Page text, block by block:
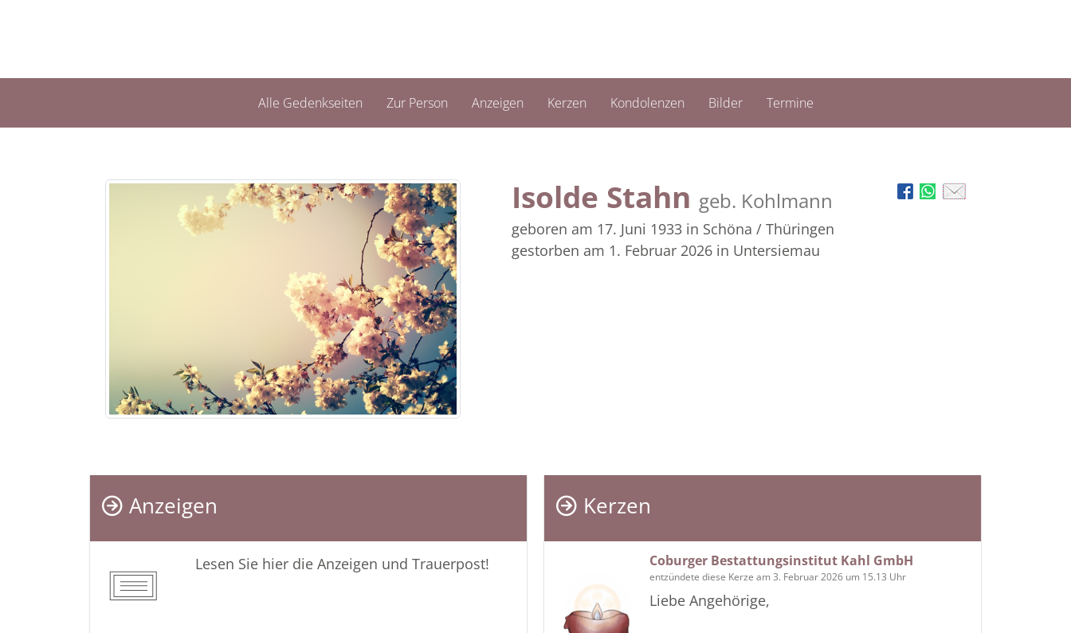
Alle Gedenkseiten Zur Person Anzeigen Kerzen Kondolenzen Bilder Termine
Isolde Stahn geb. Kohlmann
geboren am 17. Juni 1933 in Schöna / Thüringen
gestorben am 1. Februar 2026 in Untersiemau
Anzeigen
Lesen Sie hier die Anzeigen und Trauerpost!
Kerzen
Coburger Bestattungsinstitut Kahl GmbH
entzündete diese Kerze am 3. Februar 2026 um 15.13 Uhr
Liebe Angehörige,